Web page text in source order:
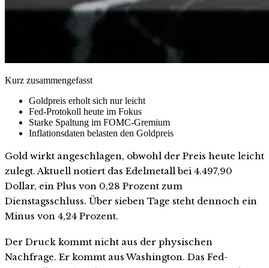
Kurz zusammengefasst
Goldpreis erholt sich nur leicht
Fed-Protokoll heute im Fokus
Starke Spaltung im FOMC-Gremium
Inflationsdaten belasten den Goldpreis
Gold wirkt angeschlagen, obwohl der Preis heute leicht
zulegt. Aktuell notiert das Edelmetall bei 4.497,90
Dollar, ein Plus von 0,28 Prozent zum
Dienstagsschluss. Über sieben Tage steht dennoch ein
Minus von 4,24 Prozent.
Der Druck kommt nicht aus der physischen
Nachfrage. Er kommt aus Washington. Das Fed-